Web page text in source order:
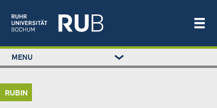
Main
STUDIUM
Left
study
menu
MENU
RUBIN